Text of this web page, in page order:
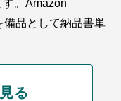
。Amazon
備品として納品書単
る